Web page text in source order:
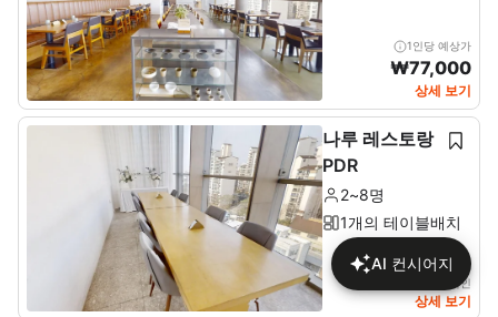
1인당 예상가
₩77,000
상세 보기
나루 레스토랑
PDR
2~8명
1개의 테이블배치
상세에서 가격 확인
상세 보기
AI 컨시어지